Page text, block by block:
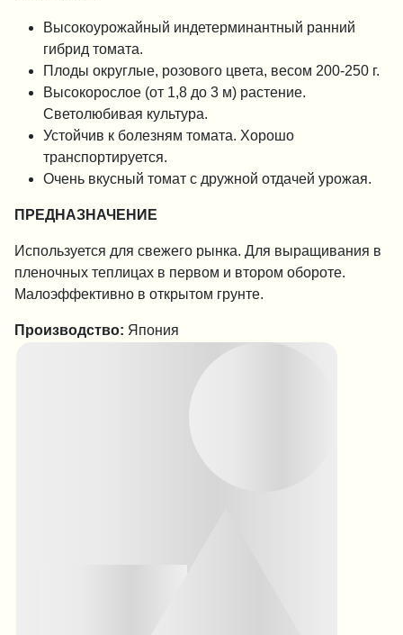
Высокоурожайный индетерминантный ранний
гибрид томата.
Плоды округлые, розового цвета, весом 200-250 г.
Высокорослое (от 1,8 до 3 м) растение.
Светолюбивая культура.
Устойчив к болезням томата. Хорошо
транспортируется.
Очень вкусный томат с дружной отдачей урожая.
ПРЕДНАЗНАЧЕНИЕ
Используется для свежего рынка. Для выращивания в
пленочных теплицах в первом и втором обороте.
Малоэффективно в открытом грунте.
Производство: Япония